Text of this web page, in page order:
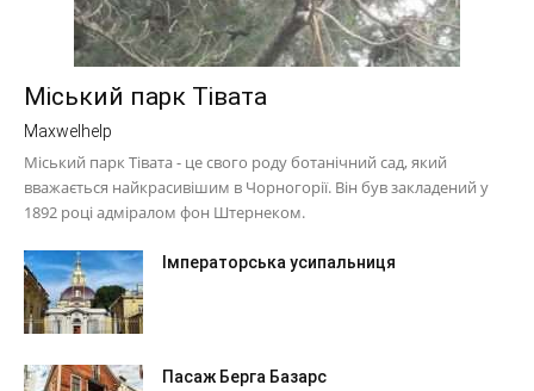
Міський парк Тівата
Maxwelhelp
Міський парк Тівата - це свого роду ботанічний сад, який
вважається найкрасивішим в Чорногорії. Він був закладений у
1892 році адміралом фон Штернеком.
Імператорська усипальниця
Пасаж Берга Базарс